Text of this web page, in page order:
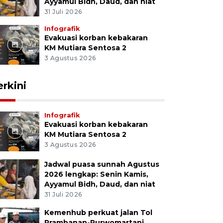
31 Juli 2026
Infografik
Evakuasi korban kebakaran
KM Mutiara Sentosa 2
3 Agustus 2026
Infografik
Evakuasi korban kebakaran
KM Mutiara Sentosa 2
3 Agustus 2026
Jadwal puasa sunnah Agustus
2026 lengkap: Senin Kamis,
Ayyamul Bidh, Daud, dan niat
31 Juli 2026
Kemenhub perkuat jalan Tol